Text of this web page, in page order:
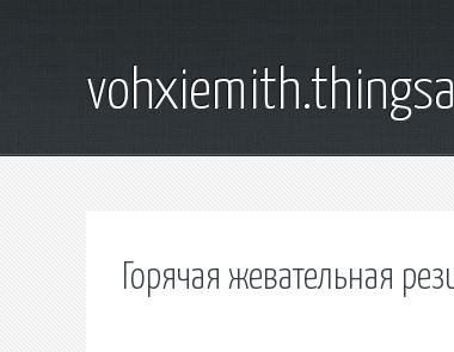
Горячая жевательная